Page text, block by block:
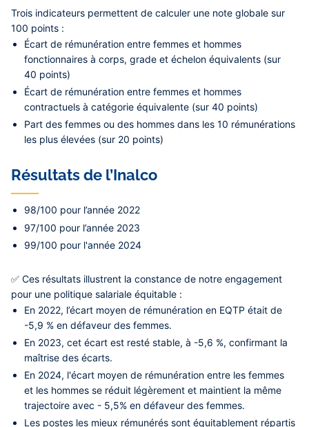
Trois indicateurs permettent de calculer une note globale sur
100 points :
Écart de rémunération entre femmes et hommes
fonctionnaires à corps, grade et échelon équivalents (sur
40 points)
Écart de rémunération entre femmes et hommes
contractuels à catégorie équivalente (sur 40 points)
Part des femmes ou des hommes dans les10 rémunérations
les plus élevées (sur 20 points)
Résultats de l’Inalco
98/100 pour l’année 2022
97/100 pour l’année 2023
99/100 pour l'année 2024
✅ Ces résultats illustrent la constance de notre engagement
pour une politique salariale équitable :
En 2022, l’écart moyen de rémunération en EQTP était de
-5,9 % en défaveur des femmes.
En 2023, cet écart est resté stable, à -5,6 %, confirmant la
maîtrise des écarts.
En 2024, l'écart moyen de rémunération entre les femmes
et les hommes se réduit légèrement et maintient la même
trajectoire avec - 5,5% en défaveur des femmes.
Les postes les mieux rémunérés sont équitablement répartis